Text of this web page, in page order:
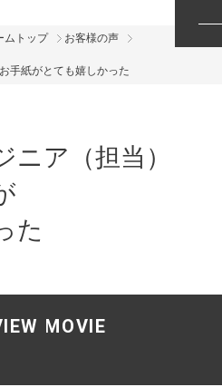
ムトップ
お客様の声
手紙がとても嬉しかった
ニア（担当）
た
MOVIE